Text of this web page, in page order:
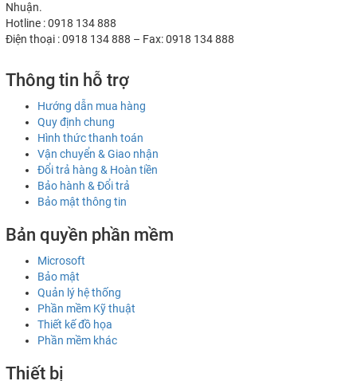
Nhuận.
Hotline : 0918 134 888
Điện thoại : 0918 134 888 – Fax: 0918 134 888
Thông tin hỗ trợ
Hướng dẫn mua hàng
Quy định chung
Hình thức thanh toán
Vận chuyển & Giao nhận
Đổi trả hàng & Hoàn tiền
Bảo hành & Đổi trả
Bảo mật thông tin
Bản quyền phần mềm
Microsoft
Bảo mật
Quản lý hệ thống
Phần mềm Kỹ thuật
Thiết kế đồ họa
Phần mềm khác
Thiết bị